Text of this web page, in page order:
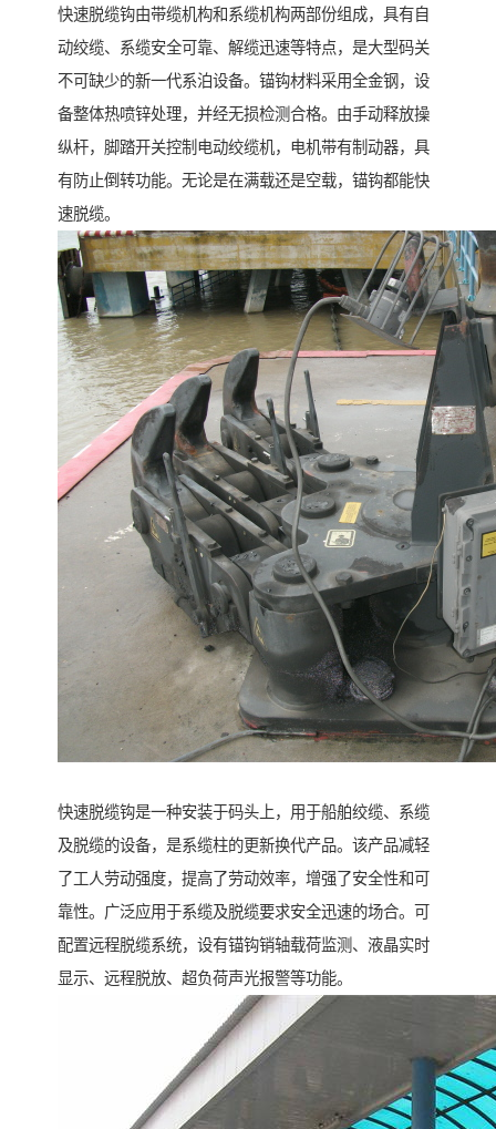
快速脱缆钩由带缆机构和系缆机构两部份组成，具有自
动绞缆、系缆安全可靠、解缆迅速等特点，是大型码关
不可缺少的新一代系泊设备。锚钩材料采用全金钢，设
备整体热喷锌处理，并经无损检测合格。由手动释放操
纵杆，脚踏开关控制电动绞缆机，电机带有制动器，具
有防止倒转功能。无论是在满载还是空载，锚钩都能快
速脱缆。
快速脱缆钩是一种安装于码头上，用于船舶绞缆、系缆
及脱缆的设备，是系缆柱的更新换代产品。该产品减轻
了工人劳动强度，提高了劳动效率，增强了安全性和可
靠性。广泛应用于系缆及脱缆要求安全迅速的场合。可
配置远程脱缆系统，设有锚钩销轴载荷监测、液晶实时
显示、远程脱放、超负荷声光报警等功能。